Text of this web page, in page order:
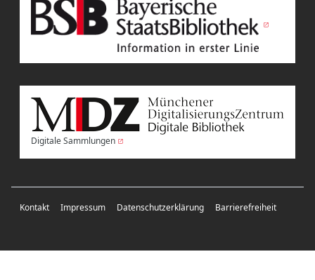
Digitale Sammlungen
Kontakt Impressum Datenschutzerklärung Barrierefreiheit